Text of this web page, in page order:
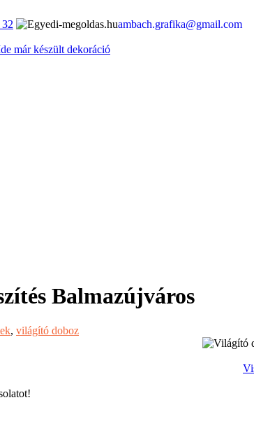
ambach.grafika@gmail.com
már készült dekoráció
Balmazújváros
, világító doboz